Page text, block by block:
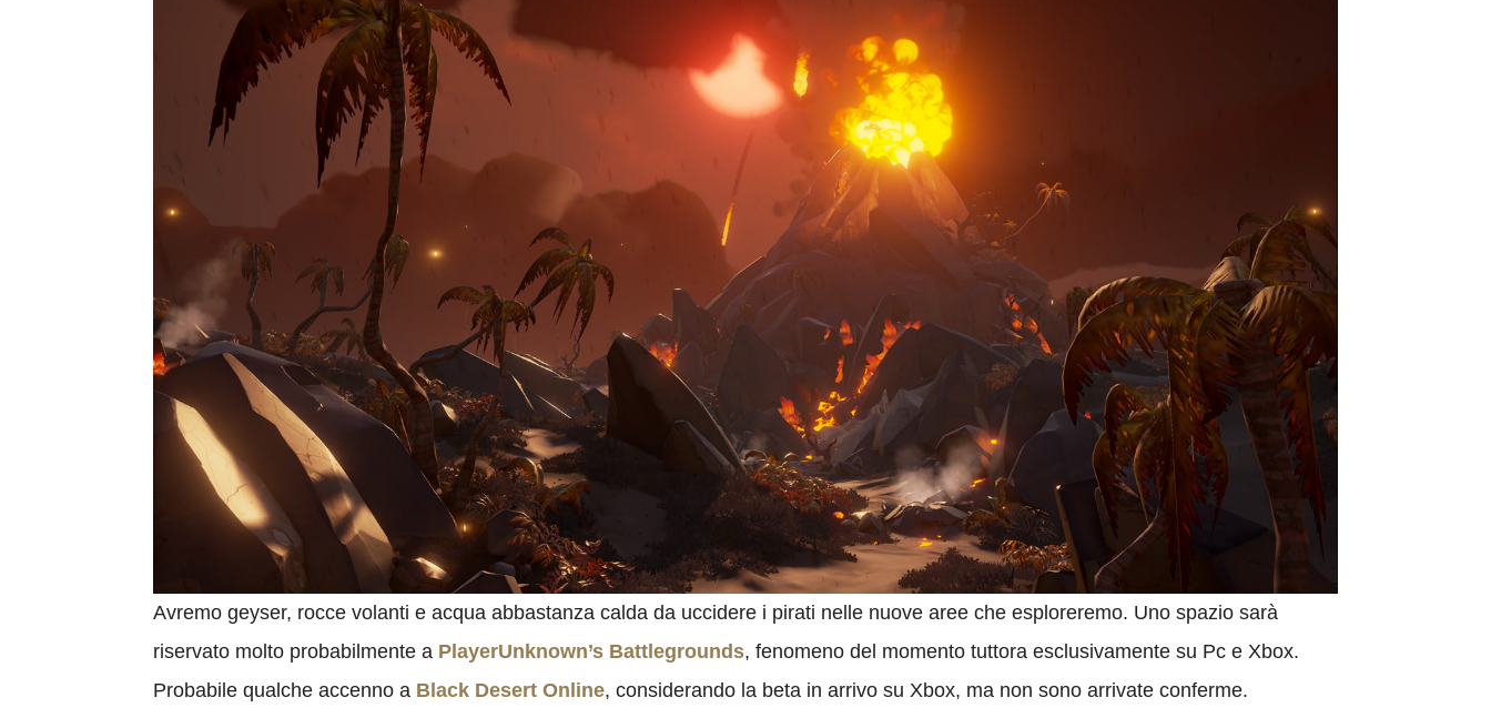
Avremo geyser, rocce volanti e acqua abbastanza calda da uccidere i pirati nelle nuove aree che esploreremo. Uno spazio sarà
riservato molto probabilmente a PlayerUnknown’s Battlegrounds, fenomeno del momento tuttora esclusivamente su Pc e Xbox.
Probabile qualche accenno a Black Desert Online, considerando la beta in arrivo su Xbox, ma non sono arrivate conferme.